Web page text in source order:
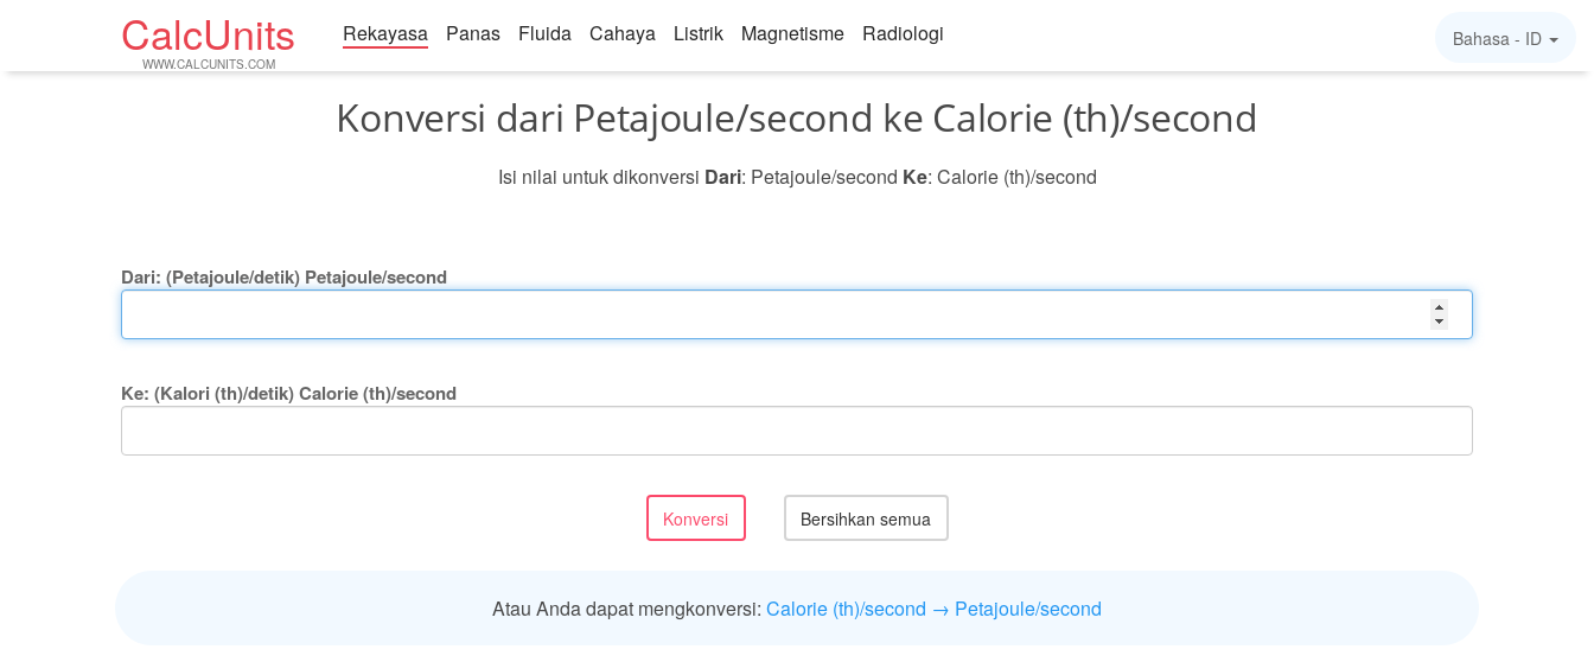
CalcUnits
WWW.CALCUNITS.COM
Rekayasa Panas Fluida Cahaya Listrik Magnetisme Radiologi Bahasa - ID
Konversi dari Petajoule/second ke Calorie (th)/second
Isi nilai untuk dikonversi Dari: Petajoule/second Ke: Calorie (th)/second
Dari: (Petajoule/detik) Petajoule/second
Ke: (Kalori (th)/detik) Calorie (th)/second
Atau Anda dapat mengkonversi: Calorie (th)/second → Petajoule/second